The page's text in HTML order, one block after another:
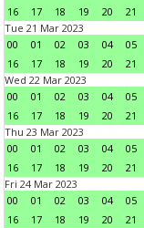
16
17 18 19 20 21
Tue 21 Mar 2023
00
01 02 03 04 05
16
17 18 19 20 21
Wed 22 Mar 2023
00
01 02 03 04 05
16
17 18 19 20 21
Thu 23 Mar 2023
00
01 02 03 04 05
16
17 18 19 20 21
Fri 24 Mar 2023
00
01 02 03 04 05
16
17 18 19 20 21